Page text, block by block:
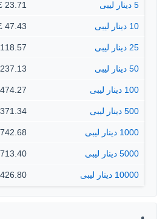
5 دينار ليبى 23.71 £ جنيه سترليني
10 دينار ليبى 47.43 £ جنيه سترليني
25 دينار ليبى 118.57 £ جنيه سترليني
50 دينار ليبى 237.13 £ جنيه سترليني
100 دينار ليبى 474.27 £ جنيه سترليني
500 دينار ليبى 2,371.34 £ جنيه
1000 دينار ليبى 4,742.68 £ جنيه
5000 دينار ليبى 23,713.40 £ جنيه
10000 دينار ليبى 47,426.80 £